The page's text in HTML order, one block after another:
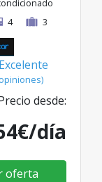
4 3
Excelente
desde:
día
oferta